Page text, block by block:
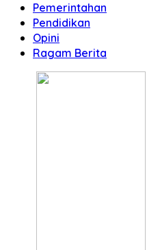
Pemerintahan
Pendidikan
Opini
Ragam Berita